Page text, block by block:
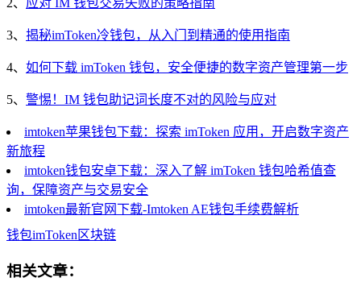
3、 揭秘imToken冷钱包，从入门到精通的使用指南
4、 如何下载 imToken 钱包，安全便捷的数字资产管理第一步
5、 警惕！IM 钱包助记词长度不对的风险与应对
imtoken苹果钱包下载：探索 imToken 应用，开启数字资产
新旅程
imtoken钱包安卓下载：深入了解 imToken 钱包哈希值查
询，保障资产与交易安全
imtoken最新官网下载-Imtoken AE钱包手续费解析
钱包imToken 区块链
相关文章：